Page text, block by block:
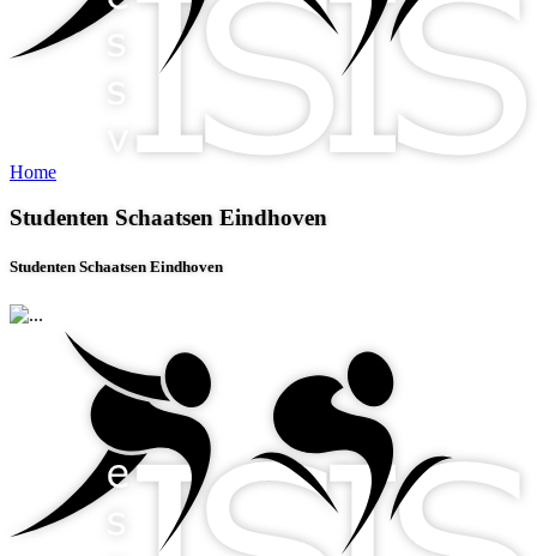
Home
Studenten Schaatsen Eindhoven
Studenten Schaatsen Eindhoven